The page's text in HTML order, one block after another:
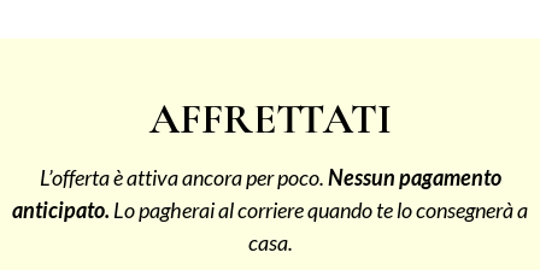
AFFRETTATI
L’offerta è attiva ancora per poco.Nessun pagamento
anticipato. Lo pagherai al corriere quando te lo consegnerà a
casa.